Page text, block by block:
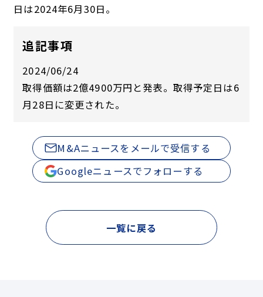
日は2024年6月30日。
追記事項
2024/06/24
取得価額は2億4900万円と発表。取得予定日は6
月28日に変更された。
M&Aニュースをメールで受信する
Googleニュースでフォローする
一覧に戻る